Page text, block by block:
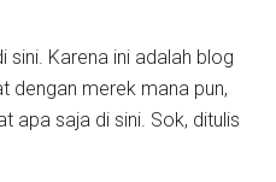
sini. Karena ini adalah blog
dengan merek mana pun,
apa saja di sini. Sok, ditulis